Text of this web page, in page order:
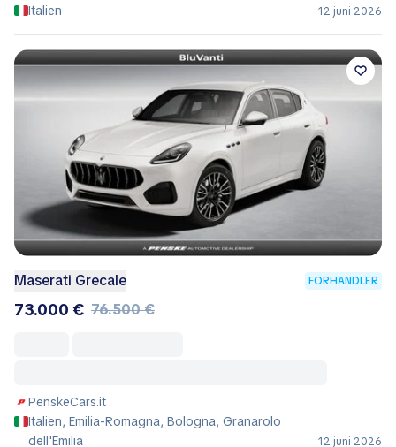
Italien
12 juni 2026
Maserati Grecale FORHANDLER
73.000 € 76.500 €
PenskeCars.it
Italien, Emilia-Romagna, Bologna, Granarolo
dell'Emilia
12 juni 2026